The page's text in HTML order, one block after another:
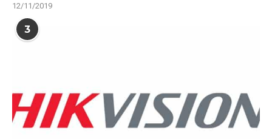
12/11/2019
3